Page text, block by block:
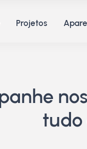
Projetos
tudo